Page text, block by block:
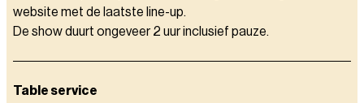
website met de laatste line-up.
De show duurt ongeveer 2 uur inclusief pauze.
Table service